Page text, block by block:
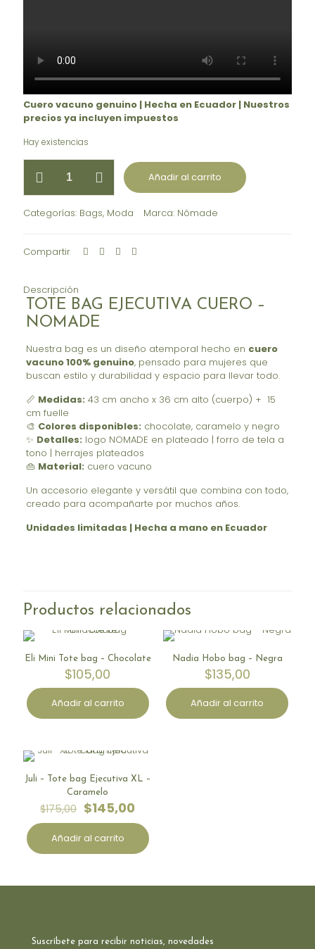
Cuero vacuno genuino | Hecha en Ecuador | Nuestros
precios ya incluyen impuestos
Hay existencias
Tote
Ejecutiva
-
Negra
Añadir al carrito
Categorías: Bags, Moda Marca: Nômade
Compartir
Descripción
TOTE BAG EJECUTIVA CUERO –
NOMADE
Nuestra bag es un diseño atemporal hecho en cuero
vacuno 100% genuino, pensado para mujeres que
buscan estilo y durabilidad y espacio para llevar todo.
📏 Medidas: 43 cm ancho x 36 cm alto (cuerpo) + 15
cm fuelle
🎨 Colores disponibles: chocolate, caramelo y negro
✨ Detalles: logo NOMADE en plateado | forro de tela a
tono | herrajes plateados
👜 Material: cuero vacuno
Un accesorio elegante y versátil que combina con todo,
creado para acompañarte por muchos años.
Unidades limitadas | Hecha a mano en Ecuador
Productos relacionados
Eli Mini Tote bag – Chocolate
$105,00
Añadir al carrito
Nadia Hobo bag – Negra
$135,00
Añadir al carrito
EN OFERTA
Juli – Tote bag Ejecutiva XL –
Caramelo
$175,00 El
precio
original
era:
$145,00
precio
actual
es:
Añadir al carrito
Suscríbete para recibir noticias, novedades